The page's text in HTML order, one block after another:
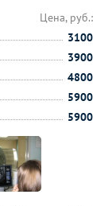
Цена, руб.:
3100
3900
4800
5900
5900